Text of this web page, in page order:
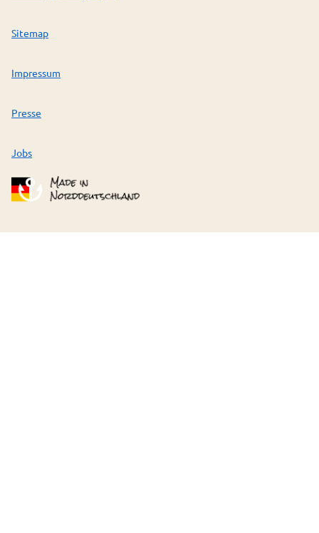
Sitemap
Impressum
Presse
Jobs